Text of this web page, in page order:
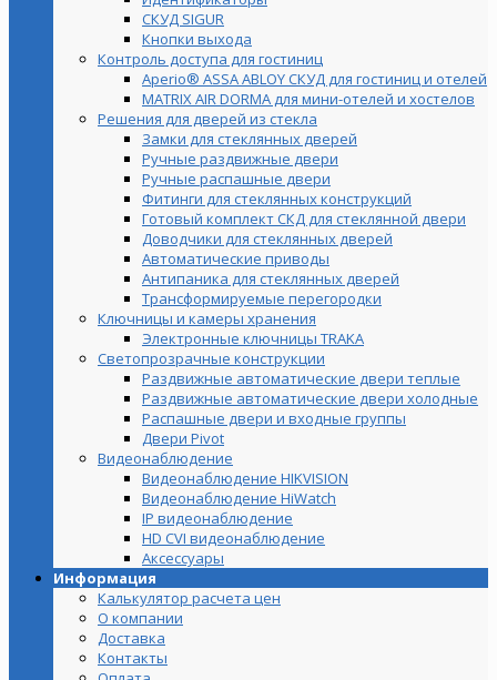
СКУД SIGUR
Кнопки выхода
Контроль доступа для гостиниц
Aperio® ASSA ABLOY СКУД для гостиниц и отелей
MATRIX AIR DORMA для мини-отелей и хостелов
Решения для дверей из стекла
Замки для стеклянных дверей
Ручные раздвижные двери
Ручные распашные двери
Фитинги для стеклянных конструкций
Готовый комплект СКД для стеклянной двери
Доводчики для стеклянных дверей
Автоматические приводы
Антипаника для стеклянных дверей
Трансформируемые перегородки
Ключницы и камеры хранения
Электронные ключницы TRAKA
Светопрозрачные конструкции
Раздвижные автоматические двери теплые
Раздвижные автоматические двери холодные
Распашные двери и входные группы
Двери Pivot
Видеонаблюдение
Видеонаблюдение HIKVISION
Видеонаблюдение HiWatch
IP видеонаблюдение
HD CVI видеонаблюдение
Аксессуары
Информация
Калькулятор расчета цен
О компании
Доставка
Контакты